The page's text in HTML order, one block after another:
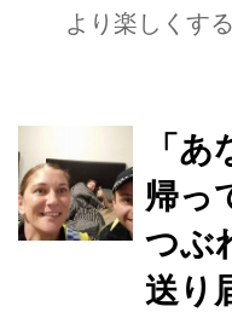
より楽しくす
「
帰っ
つぶ
送り